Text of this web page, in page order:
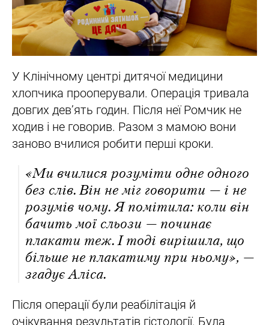
У Клінічному центрі дитячої медицини
хлопчика прооперували. Операція тривала
довгих дев’ять годин. Після неї Ромчик не
ходив і не говорив. Разом з мамою вони
заново вчилися робити перші кроки.
«Ми вчилися розуміти одне одного
без слів. Він не міг говорити — і не
розумів чому. Я помітила: коли він
бачить мої сльози — починає
плакати теж. І тоді вирішила, що
більше не плакатиму при ньому», —
згадує Аліса.
Після операції були реабілітація й
очікування результатів гістології. Була